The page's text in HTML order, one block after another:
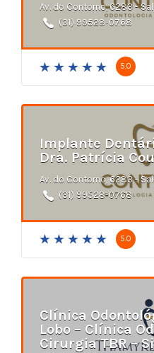
(31) 99528-0768
5.0
Implante
Dra. Patrícia
(31) 99528-0768
5.0
Clínica
Lobo – Clínica
Cirurgia TBR –